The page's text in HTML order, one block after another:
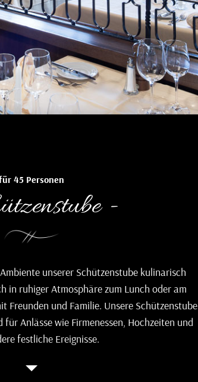
45 Personen
-
unserer Schützenstube kulinarisch
in ruhiger Atmosphäre zum Lunch oder am
Freunden und Familie. Unsere Schützenstube
Anlässe wie Firmenessen, Hochzeiten und
festliche Ereignisse.